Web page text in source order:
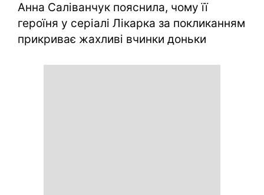
Анна Саліванчук пояснила, чому її
героїня у серіалі Лікарка за покликанням
прикриває жахливі вчинки доньки